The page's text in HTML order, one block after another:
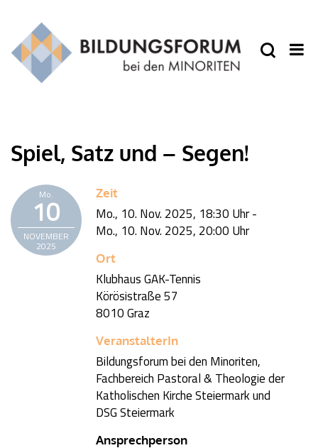
Spiel, Satz und – Segen!
Mo.
10
NOVEMBER
2025
Zeit
Mo., 10. Nov. 2025, 18:30 Uhr-
Mo., 10. Nov. 2025, 20:00 Uhr
Ort
Klubhaus GAK-Tennis
Körösistraße 57
8010 Graz
VeranstalterIn
Bildungsforum bei den Minoriten,
Fachbereich Pastoral & Theologie der
Katholischen Kirche Steiermark und
DSG Steiermark
Ansprechperson